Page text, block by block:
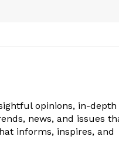
opinions, in-depth
news, and issues
informs, inspires, and